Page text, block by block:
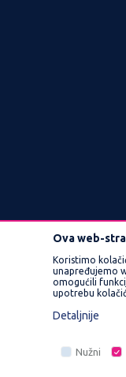
budemo što precizniji u
Ova web-
Koristimo
unapređujemo
omogućili
upotrebu
Detaljnije
Nužni